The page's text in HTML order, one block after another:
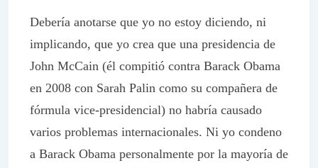
Debería anotarse que yo no estoy diciendo, ni
implicando, que yo crea que una presidencia de
John McCain (él compitió contra Barack Obama
en 2008 con Sarah Palin como su compañera de
fórmula vice-presidencial) no habría causado
varios problemas internacionales. Ni yo condeno
a Barack Obama personalmente por la mayoría de